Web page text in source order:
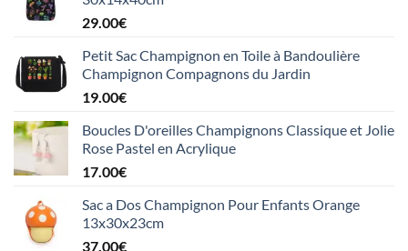
29.00€
Petit Sac Champignon en Toile à Bandoulière
Champignon Compagnons du Jardin
19.00€
Boucles D'oreilles Champignons Classique et Jolie
Rose Pastel en Acrylique
17.00€
Sac a Dos Champignon Pour Enfants Orange
13x30x23cm
37.00€